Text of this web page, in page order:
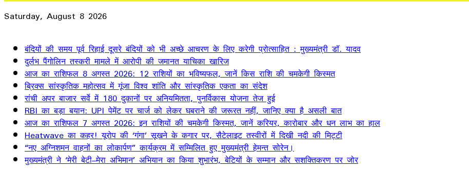
Saturday, August 8 2026
बंदियों की समय पूर्व रिहाई दूसरे बंदियों को भी अच्छे आचरण के लिए करेगी प्रोत्साहित : मुख्यमंत्री डॉ. यादव
दुर्लभ पैंगोलिन तस्करी मामले में आरोपी की जमानत याचिका खारिज
आज का राशिफल 8 अगस्त 2026: 12 राशियों का भविष्यफल, जानें किस राशि की चमकेगी किस्मत
ब्रिक्स सांस्कृतिक महोत्सव में गूंजा विश्व शांति और सांस्कृतिक एकता का संदेश
रांची अपर बाजार सर्वे में 180 दुकानों पर अनियमितता, पुनर्विकास योजना तेज हुई
RBI का बड़ा बयान: UPI पेमेंट पर चार्ज को लेकर घबराने की जरूरत नहीं, जानिए क्या है असली बात
आज का राशिफल 7 अगस्त 2026: इन राशियों की चमकेगी किस्मत, जानें करियर, कारोबार और धन लाभ का हाल
Heatwave का कहर! यूरोप की ‘गंगा’ सूखने के कगार पर, सैटेलाइट तस्वीरों में दिखी नदी की मिट्टी
“नए अग्निशमन वाहनों का लोकार्पण” कार्यक्रम में सम्मिलित हुए मुख्यमंत्री हेमन्त सोरेन।
मुख्यमंत्री ने ‘मेरी बेटी–मेरा अभिमान’ अभियान का किया शुभारंभ, बेटियों के सम्मान और सशक्तिकरण पर जोर